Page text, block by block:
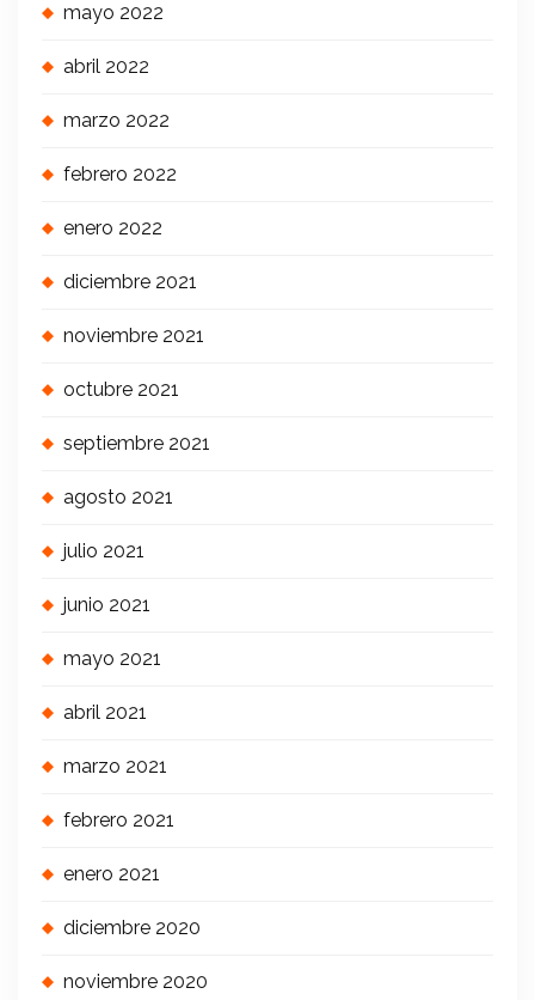
mayo 2022
abril 2022
marzo 2022
febrero 2022
enero 2022
diciembre 2021
noviembre 2021
octubre 2021
septiembre 2021
agosto 2021
julio 2021
junio 2021
mayo 2021
abril 2021
marzo 2021
febrero 2021
enero 2021
diciembre 2020
noviembre 2020